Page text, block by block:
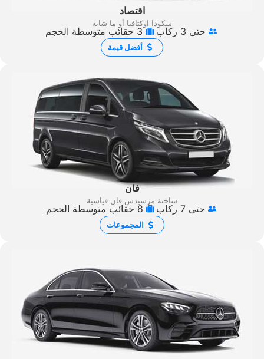
اقتصاد
سكودا اوكتافيا أو ما شابه
حتى 3 ركاب 3 حقائب متوسطة الحجم
أفضل قيمة
فان
شاحنة مرسيدس فان قياسية
حتى 7 ركاب 8 حقائب متوسطة الحجم
المجموعات